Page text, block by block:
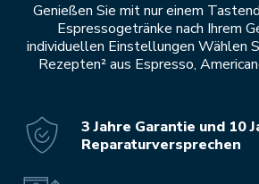
Genießen Sie mit nur einem
Espressogetränke nach Ihrem
individuellen Einstellungen Wählen
Rezepten² aus Espresso,
3 Jahre Garantie und 10
Reparaturversprechen